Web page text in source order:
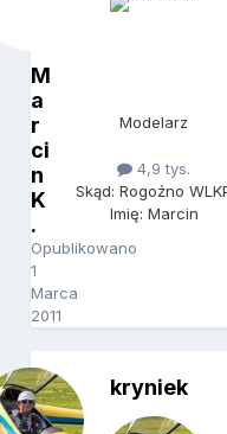
M
a
r
ci
n
K
.
Opublikowano
1
Marca
2011
Modelarz
4,9 tys.
Skąd: Rogoźno
Imię: Marcin
kryniek